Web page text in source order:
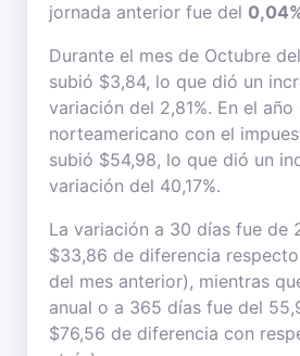
jornada anterior fue del
Durante el mes de Octubre
subió $3,84, lo que dió un
variación del 2,81%. En el
norteamericano con el
subió $54,98, lo que dió un
variación del 40,17%.
La variación a 30 días fue de
$33,86 de diferencia
del mes anterior), mientras
anual o a 365 días fue del
$76,56 de diferencia con